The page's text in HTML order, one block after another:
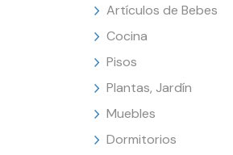
Artículos de Bebes
Cocina
Pisos
Plantas, Jardín
Muebles
Dormitorios